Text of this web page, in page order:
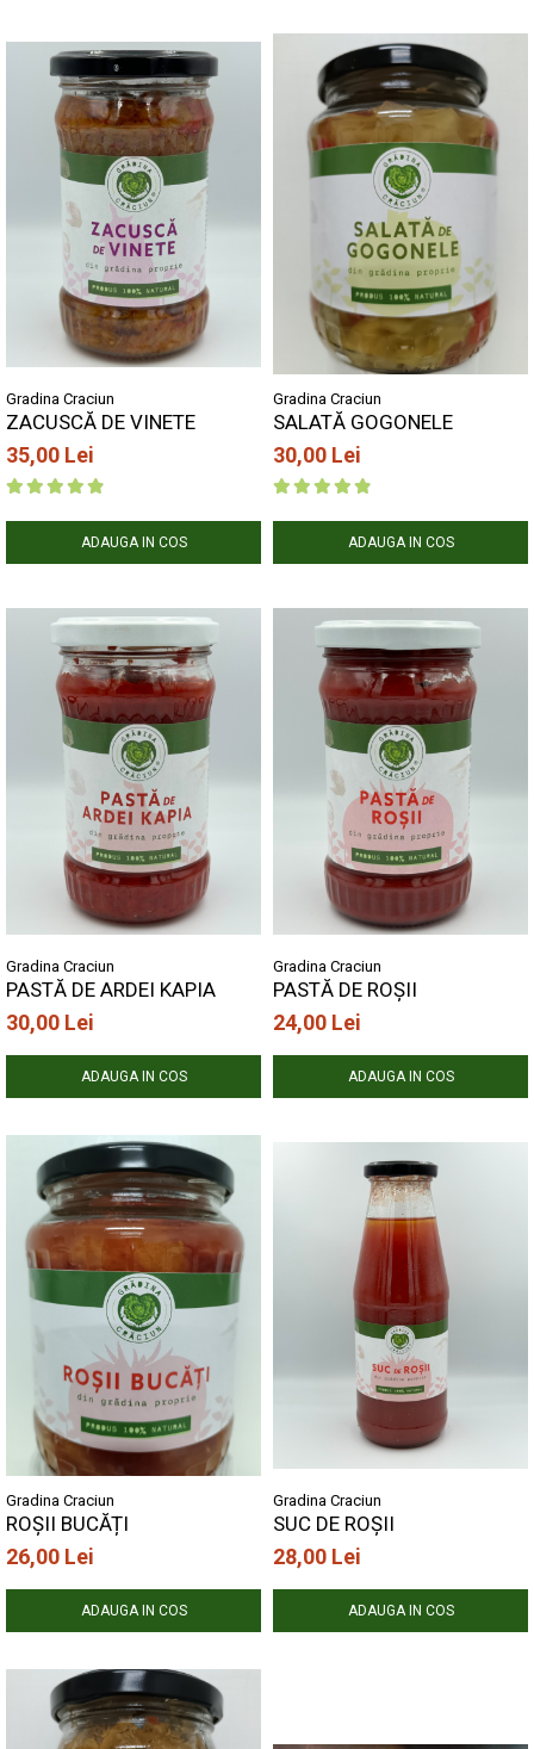
Gradina Craciun
ZACUSCĂ DE VINETE
35,00 Lei
ADAUGA IN COS
Gradina Craciun
SALATĂ GOGONELE
30,00 Lei
ADAUGA IN COS
Gradina Craciun
PASTĂ DE ARDEI KAPIA
30,00 Lei
ADAUGA IN COS
Gradina Craciun
PASTĂ DE ROȘII
24,00 Lei
ADAUGA IN COS
Gradina Craciun
ROȘII BUCĂȚI
26,00 Lei
ADAUGA IN COS
Gradina Craciun
SUC DE ROȘII
28,00 Lei
ADAUGA IN COS